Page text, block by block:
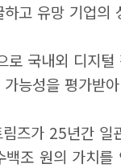
고 유망 기업의
국내외 디지
능성을 평가받
즈가 25년간
조 원의 가치